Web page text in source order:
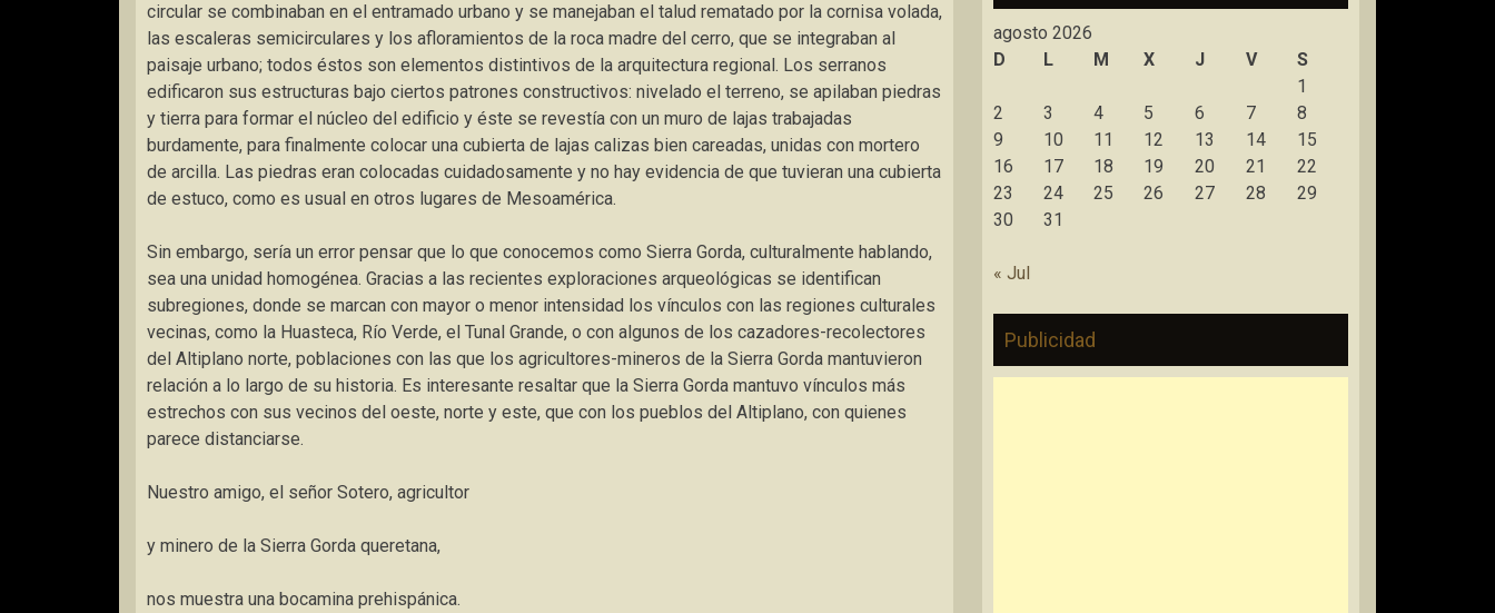
circular se combinaban en el entramado urbano y se manejaban el talud rematado por la cornisa volada,
las escaleras semicirculares y los afloramientos de la roca madre del cerro, que se integraban al
paisaje urbano; todos éstos son elementos distintivos de la arquitectura regional. Los serranos
edificaron sus estructuras bajo ciertos patrones constructivos: nivelado el terreno, se apilaban piedras
y tierra para formar el núcleo del edificio y éste se revestía con un muro de lajas trabajadas
burdamente, para finalmente colocar una cubierta de lajas calizas bien careadas, unidas con mortero
de arcilla. Las piedras eran colocadas cuidadosamente y no hay evidencia de que tuvieran una cubierta
de estuco, como es usual en otros lugares de Mesoamérica.
Sin embargo, sería un error pensar que lo que conocemos como Sierra Gorda, culturalmente hablando,
sea una unidad homogénea. Gracias a las recientes exploraciones arqueológicas se identifican
subregiones, donde se marcan con mayor o menor intensidad los vínculos con las regiones culturales
vecinas, como la Huasteca, Río Verde, el Tunal Grande, o con algunos de los cazadores-recolectores
del Altiplano norte, poblaciones con las que los agricultores-mineros de la Sierra Gorda mantuvieron
relación a lo largo de su historia. Es interesante resaltar que la Sierra Gorda mantuvo vínculos más
estrechos con sus vecinos del oeste, norte y este, que con los pueblos del Altiplano, con quienes
parece distanciarse.
Nuestro amigo, el señor Sotero, agricultor
y minero de la Sierra Gorda queretana,
nos muestra una bocamina prehispánica.
agosto 2026
D
L M X J V
S
1
2
3 4 5 6 7
8
9
10 11 12 13 14
15
16
17 18 19 20 21
22
23
24 25 26 27 28
29
30
31
« Jul
Publicidad